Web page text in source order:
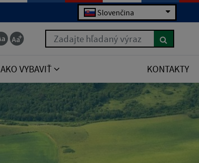
Slovenčina
Zadajte hľadaný výraz
AKO VYBAVIŤ KONTAKTY